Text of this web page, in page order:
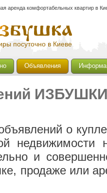
посуточно в Киеве
аренда комфортабельных квартир в
Объявления
о
и
продаже или